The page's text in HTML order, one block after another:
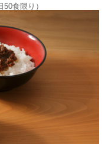
食限り）